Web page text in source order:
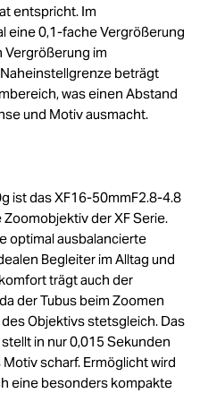
entspricht. Im
eine 0,1-fache Vergrößerung
im
beträgt
was einen Abstand
und Motiv ausmacht.
ist das XF16-50mmF2.8-4.8
Zoomobjektiv der XF Serie.
optimal ausbalancierte
Begleiter im Alltag und
trägt auch der
der Tubus beim Zoomen
Objektivs stetsgleich. Das
in nur 0,015 Sekunden
scharf. Ermöglicht wird
eine besonders kompakte